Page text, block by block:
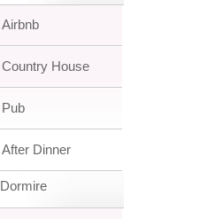
Airbnb
Country House
Pub
After Dinner
Dormire